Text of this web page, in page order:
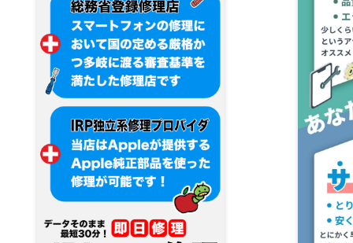
機種一覧から探す
症状別一覧から探す
買取サービス
ガラスコーティング
ケイタイサポート
修理事例
修理の流れ
お役立ち情報
お客様の声
よくある質問
店舗情報
お知らせ
系列店・協力店募集
屋号を替えずに総務省登録修理業者として運営を
希望する修理店様へ